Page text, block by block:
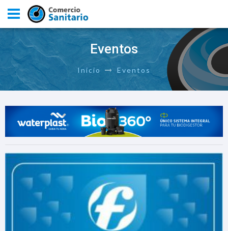
Eventos
Inicio Eventos